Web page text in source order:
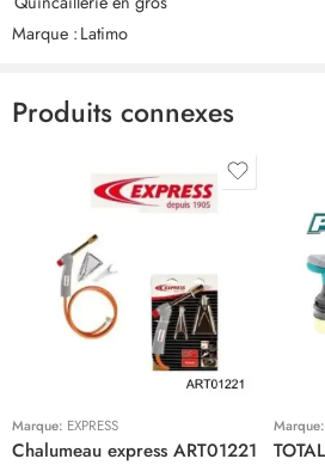
Il n'y a pas encore de critiques.
Marque :Latimo
Produits connexes
Marque: EXPRESS
Chalumeau express ART01221
Marque: